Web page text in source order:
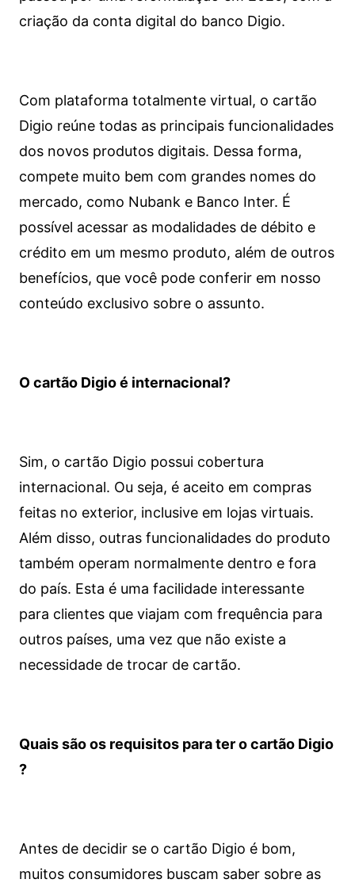
criação da conta digital do banco Digio.
Com plataforma totalmente virtual, o cartão
Digio reúne todas as principais funcionalidades
dos novos produtos digitais. Dessa forma,
compete muito bem com grandes nomes do
mercado, como Nubank e Banco Inter. É
possível acessar as modalidades de débito e
crédito em um mesmo produto, além de outros
benefícios, que você pode conferir em nosso
conteúdo exclusivo sobre o assunto.
O cartão Digio é internacional?
Sim, o cartão Digio possui cobertura
internacional. Ou seja, é aceito em compras
feitas no exterior, inclusive em lojas virtuais.
Além disso, outras funcionalidades do produto
também operam normalmente dentro e fora
do país. Esta é uma facilidade interessante
para clientes que viajam com frequência para
outros países, uma vez que não existe a
necessidade de trocar de cartão.
Quais são os requisitos para ter o cartão Digio
?
Antes de decidir se o cartão Digio é bom,
muitos consumidores buscam saber sobre as